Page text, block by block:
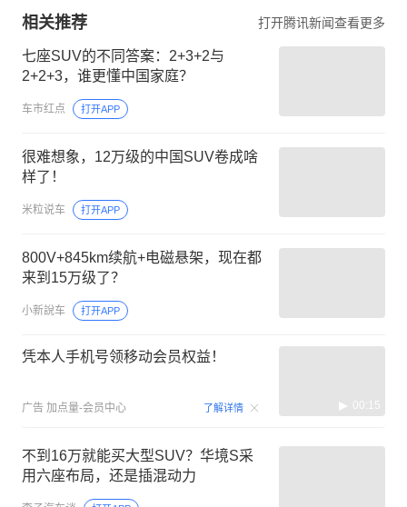
相关推荐 打开腾讯新闻查看更多
七座SUV的不同答案：2+3+2与
2+2+3，谁更懂中国家庭？
车市红点 打开APP
很难想象，12万级的中国SUV卷成啥
样了！
米粒说车 打开APP
800V+845km续航+电磁悬架，现在都
来到15万级了？
小新說车 打开APP
凭本人手机号领移动会员权益！
广告 加点量-会员中心 了解详情 00:15
不到16万就能买大型SUV？华境S采
用六座布局，还是插混动力